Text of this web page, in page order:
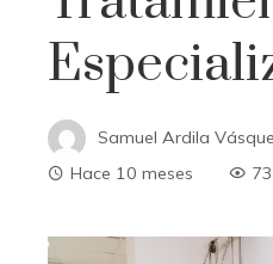
Samuel Ardila
Hace 10 meses
73